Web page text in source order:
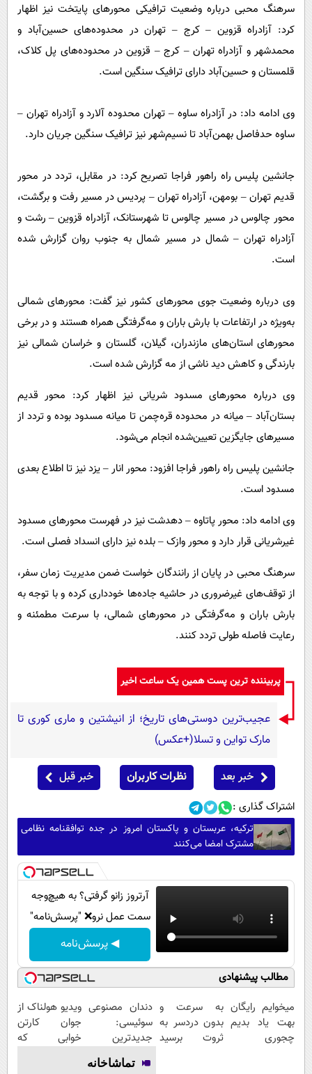
سرهنگ محبی درباره وضعیت ترافیکی محورهای پایتخت نیز اظهار
کرد: آزادراه قزوین – کرج – تهران در محدوده‌های حسین‌آباد و
محمدشهر و آزادراه تهران – کرج – قزوین در محدوده‌های پل کلاک،
قلمستان و حسین‌آباد دارای ترافیک سنگین است.
وی ادامه داد: در آزادراه ساوه – تهران محدوده آلارد و آزادراه تهران –
ساوه حدفاصل بهمن‌آباد تا نسیم‌شهر نیز ترافیک سنگین جریان دارد.
جانشین پلیس راه راهور فراجا تصریح کرد: در مقابل، تردد در محور
قدیم تهران – بومهن، آزادراه تهران – پردیس در مسیر رفت و برگشت،
محور چالوس در مسیر چالوس تا شهرستانک، آزادراه قزوین – رشت و
آزادراه تهران – شمال در مسیر شمال به جنوب روان گزارش شده
است.
وی درباره وضعیت جوی محورهای کشور نیز گفت: محورهای شمالی
به‌ویژه در ارتفاعات با بارش باران و مه‌گرفتگی همراه هستند و در برخی
محورهای استان‌های مازندران، گیلان، گلستان و خراسان شمالی نیز
بارندگی و کاهش دید ناشی از مه گزارش شده است.
وی درباره محورهای مسدود شریانی نیز اظهار کرد: محور قدیم
بستان‌آباد – میانه در محدوده قره‌چمن تا میانه مسدود بوده و تردد از
مسیرهای جایگزین تعیین‌شده انجام می‌شود.
جانشین پلیس راه راهور فراجا افزود: محور انار – یزد نیز تا اطلاع بعدی
مسدود است.
وی ادامه داد: محور پاتاوه – دهدشت نیز در فهرست محورهای مسدود
غیرشریانی قرار دارد و محور وازک – بلده نیز دارای انسداد فصلی است.
سرهنگ محبی در پایان از رانندگان خواست ضمن مدیریت زمان سفر،
از توقف‌های غیرضروری در حاشیه جاده‌ها خودداری کرده و با توجه به
بارش باران و مه‌گرفتگی در محورهای شمالی، با سرعت مطمئنه و
رعایت فاصله طولی تردد کنند.
پربیننده ترین پست همین یک ساعت اخیر
عجیب‌ترین دوستی‌های تاریخ؛ از انیشتین و ماری کوری تا
مارک تواین و تسلا(+عکس)
خبر بعد نظرات کاربران خبر قبل
اشتراک گذاری :
ترکیه، عربستان و پاکستان امروز در جده توافقنامه نظامی
مشترک امضا می‌کنند
آرتروز زانو گرفتی؟ به هیچ‌وجه
سمت عمل نرو❌ "پرسش‌نامه"
◀ پرسش‌نامه
مطالب پیشنهادی
میخوایم رایگان
بهت یاد بدیم
چجوری
به سرعت و
بدون دردسر به
ثروت برسید
دندان مصنوعی
سوئیسی:
جدیدترین
فناوری اروپا،
سبک و مقاوم |
ویدیو هولناک از
جوان کارتن
خوابی که
تماشاخانه